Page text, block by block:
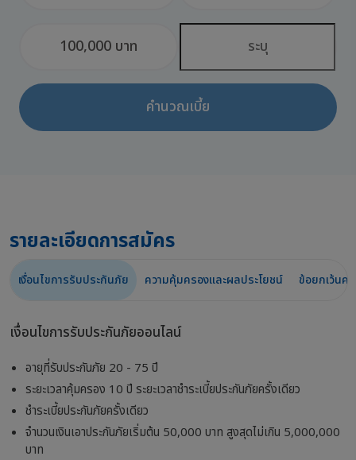
100,000 บาท
คำนวณเบี้ย
รายละเอียดการสมัคร
เงื่อนไขการรับประกันภัย ความคุ้มครองและผลประโยชน์ ข้อยกเว้นค
เงื่อนไขการรับประกันภัยออนไลน์
อายุที่รับประกันภัย 20 - 75 ปี
ระยะเวลาคุ้มครอง 10 ปี ระยะเวลาชำระเบี้ยประกันภัยครั้งเดียว
ชำระเบี้ยประกันภัยครั้งเดียว
จำนวนเงินเอาประกันภัยเริ่มต้น 50,000 บาท สูงสุดไม่เกิน 5,000,000
บาท